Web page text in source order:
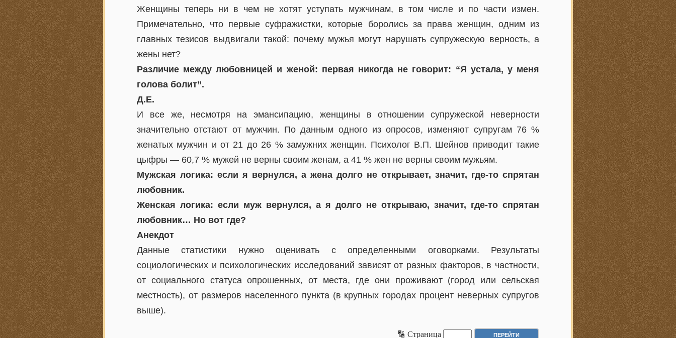
Женщины теперь ни в чем не хотят уступать мужчинам, в том числе и по части измен.
Примечательно, что первые суфражистки, которые боролись за права женщин, одним из
главных тезисов выдвигали такой: почему мужья могут нарушать супружескую верность, а
жены нет?
Различие между любовницей и женой: первая никогда не говорит: “Я устала, у меня
голова болит”.
Д.Е.
И все же, несмотря на эмансипацию, женщины в отношении супружеской неверности
значительно отстают от мужчин. По данным одного из опросов, изменяют супругам 76 %
женатых мужчин и от 21 до 26 % замужних женщин. Психолог В.П. Шейнов приводит такие
цыфры — 60,7 % мужей не верны своим женам, а 41 % жен не верны своим мужьям.
Мужская логика: если я вернулся, а жена долго не открывает, значит, где-то спрятан
любовник.
Женская логика: если муж вернулся, а я долго не открываю, значит, где-то спрятан
любовник… Но вот где?
Анекдот
Данные статистики нужно оценивать с определенными оговорками. Результаты
социологических и психологических исследований зависят от разных факторов, в частности,
от социального статуса опрошенных, от места, где они проживают (город или сельская
местность), от размеров населенного пункта (в крупных городах процент неверных супругов
выше).
🔢 Страница